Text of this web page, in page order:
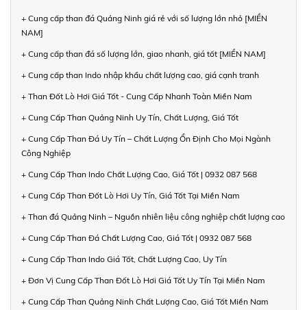
+ Cung cấp than đá Quảng Ninh giá rẻ với số lượng lớn nhỏ [MIỀN
NAM]
+ Cung cấp than đá số lượng lớn, giao nhanh, giá tốt [MIỀN NAM]
+ Cung cấp than Indo nhập khẩu chất lượng cao, giá cạnh tranh
+ Than Đốt Lò Hơi Giá Tốt - Cung Cấp Nhanh Toàn Miền Nam
+ Cung Cấp Than Quảng Ninh Uy Tín, Chất Lượng, Giá Tốt
+ Cung Cấp Than Đá Uy Tín – Chất Lượng Ổn Định Cho Mọi Ngành
Công Nghiệp
+ Cung Cấp Than Indo Chất Lượng Cao, Giá Tốt | 0932 087 568
+ Cung Cấp Than Đốt Lò Hơi Uy Tín, Giá Tốt Tại Miền Nam
+ Than đá Quảng Ninh – Nguồn nhiên liệu công nghiệp chất lượng cao
+ Cung Cấp Than Đá Chất Lượng Cao, Giá Tốt | 0932 087 568
+ Cung Cấp Than Indo Giá Tốt, Chất Lượng Cao, Uy Tín
+ Đơn Vị Cung Cấp Than Đốt Lò Hơi Giá Tốt Uy Tín Tại Miền Nam
+ Cung Cấp Than Quảng Ninh Chất Lượng Cao, Giá Tốt Miền Nam